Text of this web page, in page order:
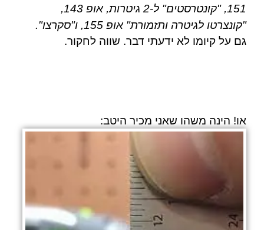
151, "קונטרסטים" ל-2 גיטרות, אופ 143,
"קונצרטו לגיטרה ותזמורת" אופ 155, ו"סקרצו".
גם על קיומו לא ידעתי דבר. שווה לחקור.
או! הינה משהו שאני מכיר היטב: